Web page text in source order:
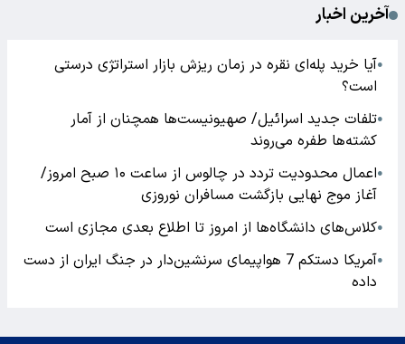
آخرین اخبار
●آیا خرید پله‌ای نقره در زمان ریزش بازار استراتژی درستی
است؟
●تلفات جدید اسرائیل/ صهیونیست‌ها همچنان از آمار
کشته‌ها طفره می‌روند
●
اعمال محدودیت تردد در چالوس از ساعت ۱۰ صبح امروز/
آغاز موج نهایی بازگشت مسافران نوروزی
●کلاس‌های دانشگاه‌ها از امروز تا اطلاع بعدی مجازی است
●
آمریکا دستکم 7 هواپیمای سرنشین‌دار در جنگ ایران از دست
داده